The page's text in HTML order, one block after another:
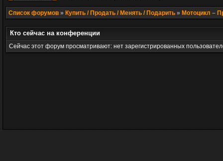
Список форумов » Купить / Продать / Менять / Подарить » Мотоцикл –
Кто сейчас на конференции
Сейчас этот форум просматривают: нет зарегистрированных